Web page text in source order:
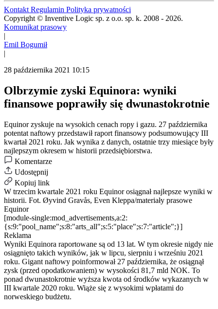
Kontakt Regulamin Polityka prywatności
Copyright © Inventive Logic sp. z o.o. sp. k. 2008 - 2026.
Komunikat prasowy
|
Emil Bogumił
|
28 października 2021 10:15
Olbrzymie zyski Equinora: wyniki
finansowe poprawiły się dwunastokrotnie
Equinor zyskuje na wysokich cenach ropy i gazu. 27 października
potentat naftowy przedstawił raport finansowy podsumowujący III
kwartał 2021 roku. Jak wynika z danych, ostatnie trzy miesiące były
najlepszym okresem w historii przedsiębiorstwa.
Komentarze
Udostępnij
Kopiuj link
W trzecim kwartale 2021 roku Equinor osiągnał najlepsze wyniki w
historii. Fot. Øyvind Gravås, Even Kleppa/materiały prasowe
Equinor
[module-single:mod_advertisements,a:2:
{s:9:"pool_name";s:8:"arts_all";s:5:"place";s:7:"article";}]
Reklama
Wyniki Equinora raportowane są od 13 lat. W tym okresie nigdy nie
osiągnięto takich wyników, jak w lipcu, sierpniu i wrześniu 2021
roku. Gigant naftowy poinformował 27 października, że osiągnął
zysk (przed opodatkowaniem) w wysokości 81,7 mld NOK. To
ponad dwunastokrotnie wyższa kwota od środków wykazanych w
III kwartale 2020 roku. Wiąże się z wysokimi wpłatami do
norweskiego budżetu.